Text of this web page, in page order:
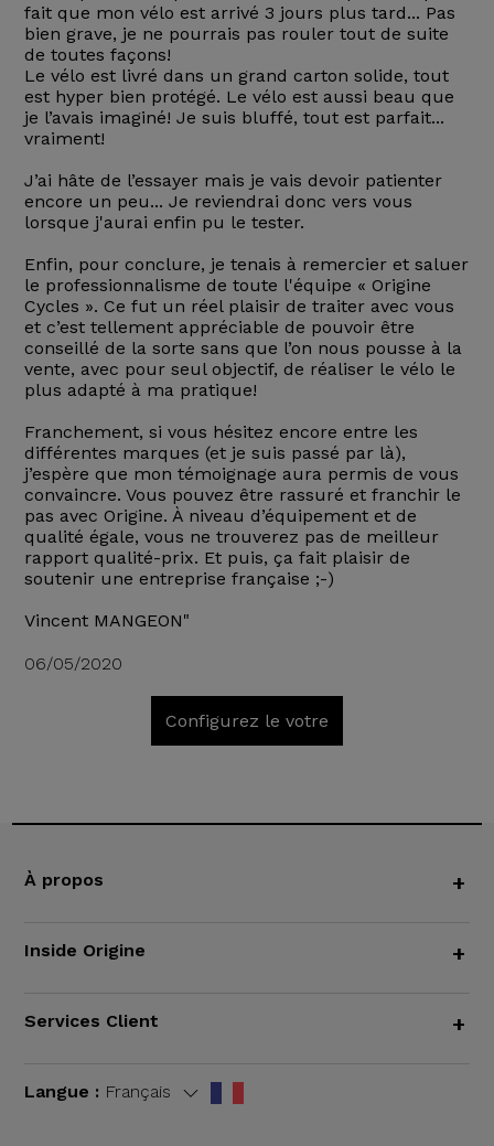
fait que mon vélo est arrivé 3 jours plus tard... Pas
bien grave, je ne pourrais pas rouler tout de suite
de toutes façons!
Le vélo est livré dans un grand carton solide, tout
est hyper bien protégé. Le vélo est aussi beau que
je l’avais imaginé! Je suis bluffé, tout est parfait...
vraiment!
J’ai hâte de l’essayer mais je vais devoir patienter
encore un peu... Je reviendrai donc vers vous
lorsque j'aurai enfin pu le tester.
Enfin, pour conclure, je tenais à remercier et saluer
le professionnalisme de toute l'équipe « Origine
Cycles ». Ce fut un réel plaisir de traiter avec vous
et c’est tellement appréciable de pouvoir être
conseillé de la sorte sans que l’on nous pousse à la
vente, avec pour seul objectif, de réaliser le vélo le
plus adapté à ma pratique!
Franchement, si vous hésitez encore entre les
différentes marques (et je suis passé par là),
j’espère que mon témoignage aura permis de vous
convaincre. Vous pouvez être rassuré et franchir le
pas avec Origine. À niveau d’équipement et de
qualité égale, vous ne trouverez pas de meilleur
rapport qualité-prix. Et puis, ça fait plaisir de
soutenir une entreprise française ;-)
Vincent MANGEON"
06/05/2020
Configurez le votre
À propos +
Inside Origine +
Services Client +
Langue : Français